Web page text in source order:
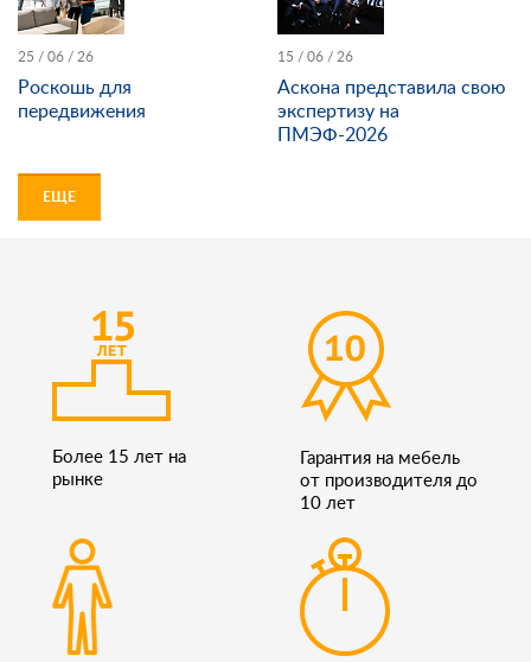
25 / 06 / 26
Роскошь для
передвижения
15 / 06 / 26
Аскона представила свою
экспертизу на
ПМЭФ-2026
ЕЩЕ
Более 15 лет на
рынке
Гарантия на мебель
от производителя до
10 лет